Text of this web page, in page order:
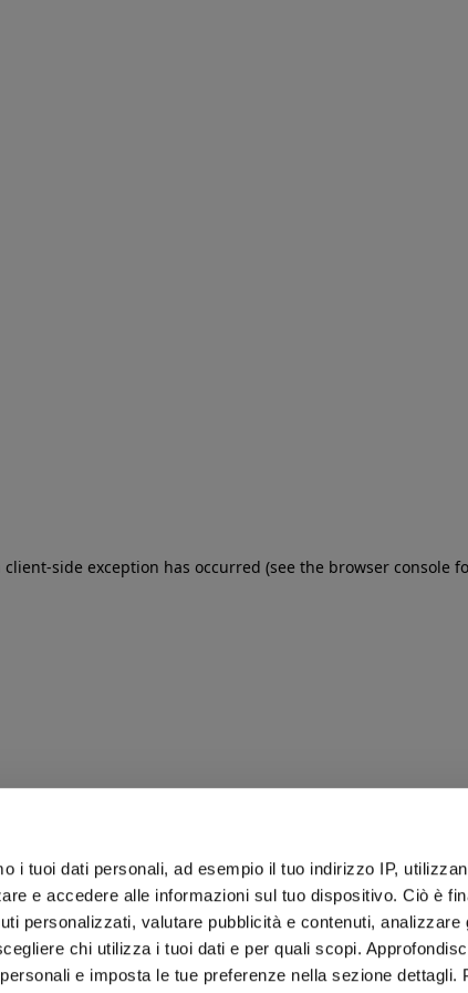
i tuoi dati personali, ad esempio il tuo indirizzo IP,
e accedere alle informazioni sul tuo dispositivo. Ciò è
personalizzati, valutare pubblicità e contenuti, analizzare
chi utilizza i tuoi dati e per quali scopi.
e imposta le tue preferenze nella sezione dettagli.
side exception has occurred (see the browser console